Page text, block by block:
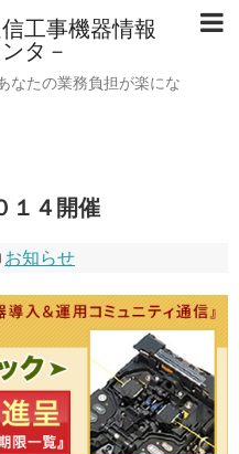
工事機器情報
タ－
なたの業務負担が楽にな
１４開催
お知らせ